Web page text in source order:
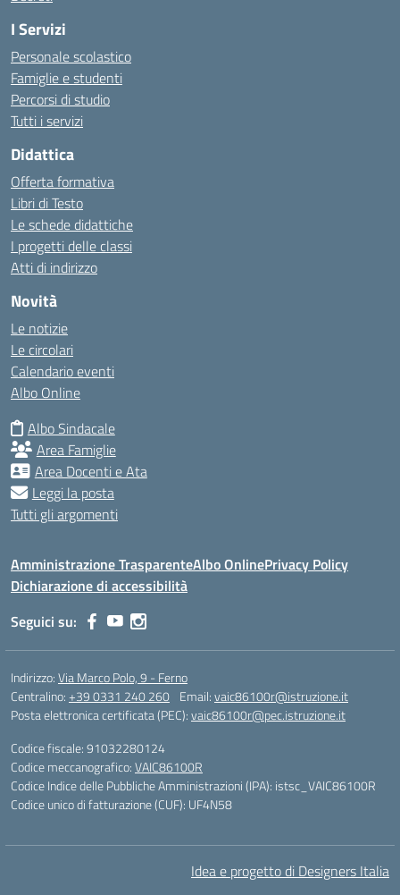
I Servizi
Personale scolastico
Famiglie e studenti
Percorsi di studio
Tutti i servizi
Didattica
Offerta formativa
Libri di Testo
Le schede didattiche
I progetti delle classi
Atti di indirizzo
Novità
Le notizie
Le circolari
Calendario eventi
Albo Online
Albo Sindacale
Area Famiglie
Area Docenti e Ata
Leggi la posta
Tutti gli argomenti
Amministrazione TrasparenteAlbo OnlinePrivacy Policy
Dichiarazione di accessibilità
Seguici su:
Indirizzo:Via Marco Polo, 9 - Ferno
Centralino:+39 0331 240 260 Email:vaic86100r@istruzione.it
Posta elettronica certificata (PEC):vaic86100r@pec.istruzione.it
Codice fiscale: 91032280124
Codice meccanografico:VAIC86100R
Codice Indice delle Pubbliche Amministrazioni (IPA): istsc_VAIC86100R
Codice unico di fatturazione (CUF): UF4N58
Idea e progetto di Designers Italia